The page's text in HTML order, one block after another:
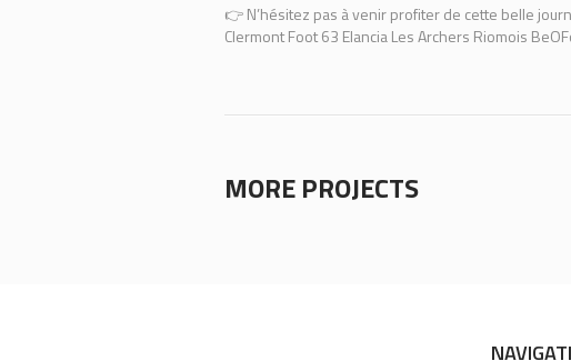
👉 N’hésitez pas à venir profiter de cette belle
Clermont Foot 63 Elancia Les Archers Riomois
MORE PROJECTS